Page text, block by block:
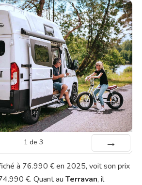
1 de 3
à 76.990 € en 2025, voit son prix
€. Quant au Terravan, il